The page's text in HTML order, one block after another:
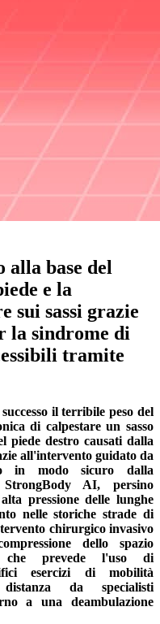
base del
e la
sui sassi grazie
la sindrome di
tramite
il terribile peso del
di calpestare un sasso
piede destro causati dalla
all'intervento guidato da
in modo sicuro dalla
AI, persino
pressione delle lunghe
nelle storiche strade di
chirurgico invasivo
dello spazio
che prevede l'uso di
esercizi di mobilità
da specialisti
a una deambulazione